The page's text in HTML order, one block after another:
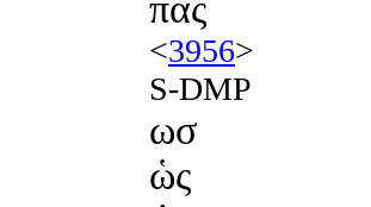
<3956>
S-DMP
ωσ
ὡς